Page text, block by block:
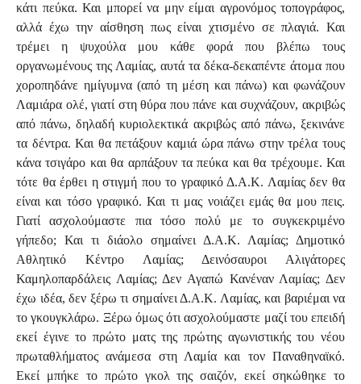
κάτι πεύκα. Και μπορεί να μην είμαι αγρονόμος τοπογράφος,
αλλά έχω την αίσθηση πως είναι χτισμένο σε πλαγιά. Και
τρέμει η ψυχούλα μου κάθε φορά που βλέπω τους
οργανωμένους της Λαμίας, αυτά τα δέκα-δεκαπέντε άτομα που
χοροπηδάνε ημίγυμνα (από τη μέση και πάνω) και φωνάζουν
Λαμιάρα ολέ, γιατί στη θύρα που πάνε και συχνάζουν, ακριβώς
από πάνω, δηλαδή κυριολεκτικά ακριβώς από πάνω, ξεκινάνε
τα δέντρα. Και θα πετάξουν καμιά ώρα πάνω στην τρέλα τους
κάνα τσιγάρο και θα αρπάξουν τα πεύκα και θα τρέχουμε. Και
τότε θα έρθει η στιγμή που το γραφικό Δ.Α.Κ. Λαμίας δεν θα
είναι και τόσο γραφικό. Και τι μας νοιάζει εμάς θα μου πεις.
Γιατί ασχολούμαστε πια τόσο πολύ με το συγκεκριμένο
γήπεδο; Και τι διάολο σημαίνει Δ.Α.Κ. Λαμίας; Δημοτικό
Αθλητικό Κέντρο Λαμίας; Δεινόσαυροι Αλιγάτορες
Καμηλοπαρδάλεις Λαμίας; Δεν Αγαπώ Κανέναν Λαμίας; Δεν
έχω ιδέα, δεν ξέρω τι σημαίνει Δ.Α.Κ. Λαμίας, και βαριέμαι να
το γκουγκλάρω. Ξέρω όμως ότι ασχολούμαστε μαζί του επειδή
εκεί έγινε το πρώτο ματς της πρώτης αγωνιστικής του νέου
πρωταθλήματος ανάμεσα στη Λαμία και τον Παναθηναϊκό.
Εκεί μπήκε το πρώτο γκολ της σαιζόν, εκεί σηκώθηκε το